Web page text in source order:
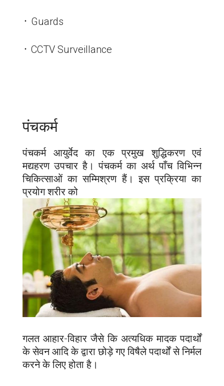
᛫ Guards
᛫ CCTV Surveillance
पंचकर्म
पंचकर्म आयुर्वेद का एक प्रमुख शुद्धिकरण एवं
मद्यहरण उपचार है। पंचकर्म का अर्थ पाँच विभिन्न
चिकित्साओं का सम्मिश्रण हैं। इस प्रक्रिया का
प्रयोग शरीर को
गलत आहार-विहार जैसे कि अत्यधिक मादक पदार्थों
के सेवन आदि के द्वारा छोड़े गए विषैले पदार्थों से निर्मल
करने के लिए होता है।